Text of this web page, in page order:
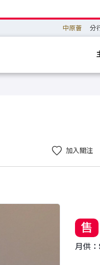
中原薈 分
加入關注
售
月供